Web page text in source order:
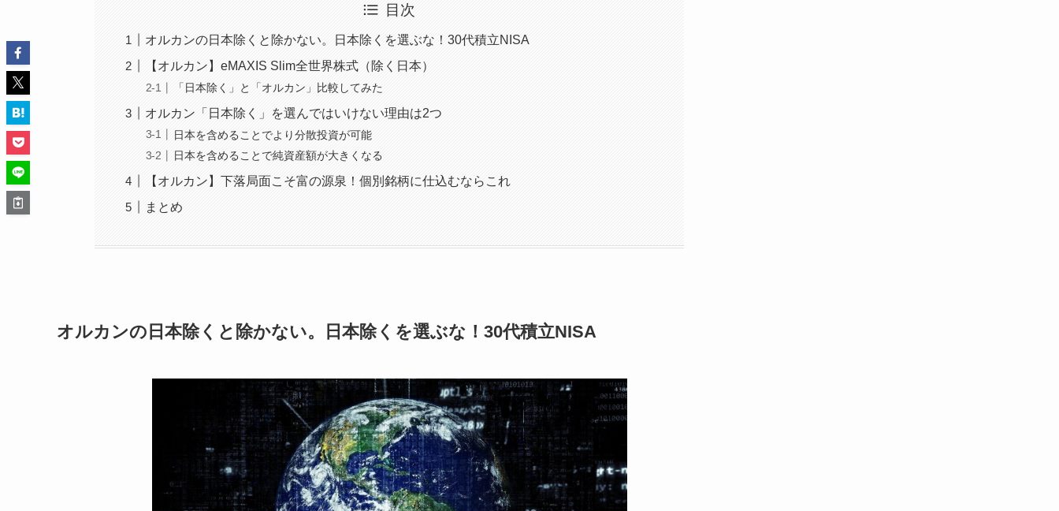
目次
オルカンの日本除くと除かない。日本除くを選ぶな！30代積立NISA
【オルカン】eMAXIS Slim全世界株式（除く日本）
「日本除く」と「オルカン」比較してみた
オルカン「日本除く」を選んではいけない理由は2つ
日本を含めることでより分散投資が可能
日本を含めることで純資産額が大きくなる
【オルカン】下落局面こそ富の源泉！個別銘柄に仕込むならこれ
まとめ
オルカンの日本除くと除かない。日本除くを選ぶな！30代積立NISA